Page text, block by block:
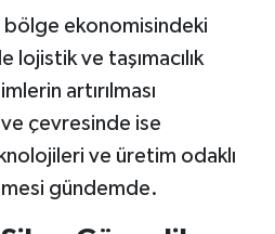
bölge ekonomisindeki
ve taşımacılık
artırılması
çevresinde ise
ve üretim odaklı
gündemde.